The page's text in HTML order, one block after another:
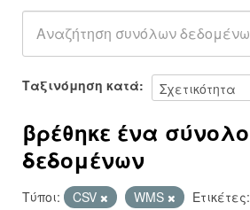
Ταξινόμηση κατά
βρέθηκε ένα σύνολο
δεδομένων
Τύποι: CSV WMS Ετικέτες: